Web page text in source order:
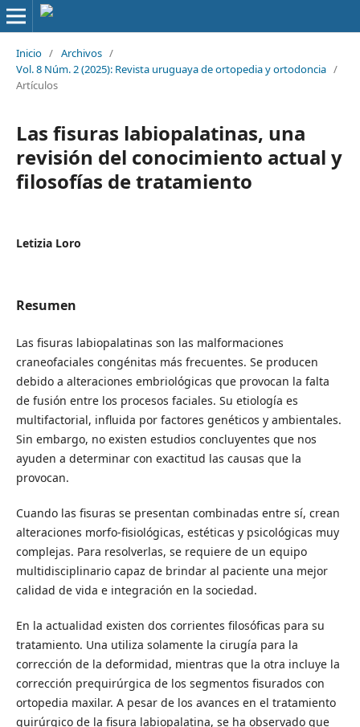
Inicio / Archivos /
Vol. 8 Núm. 2 (2025): Revista uruguaya de ortopedia y ortodoncia /
Artículos
Las fisuras labiopalatinas, una
revisión del conocimiento actual y
filosofías de tratamiento
Letizia Loro
Resumen
Las fisuras labiopalatinas son las malformaciones
craneofaciales congénitas más frecuentes. Se producen
debido a alteraciones embriológicas que provocan la falta
de fusión entre los procesos faciales. Su etiología es
multifactorial, influida por factores genéticos y ambientales.
Sin embargo, no existen estudios concluyentes que nos
ayuden a determinar con exactitud las causas que la
provocan.
Cuando las fisuras se presentan combinadas entre sí, crean
alteraciones morfo-fisiológicas, estéticas y psicológicas muy
complejas. Para resolverlas, se requiere de un equipo
multidisciplinario capaz de brindar al paciente una mejor
calidad de vida e integración en la sociedad.
En la actualidad existen dos corrientes filosóficas para su
tratamiento. Una utiliza solamente la cirugía para la
corrección de la deformidad, mientras que la otra incluye la
corrección prequirúrgica de los segmentos fisurados con
ortopedia maxilar. A pesar de los avances en el tratamiento
quirúrgico de la fisura labiopalatina, se ha observado que